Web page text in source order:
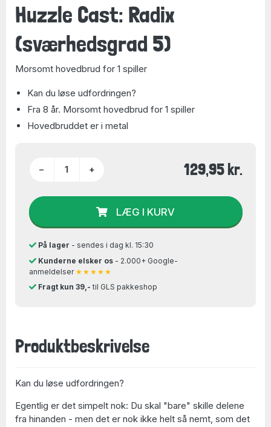
Huzzle Cast: Radix
(sværhedsgrad 5)
Morsomt hovedbrud for 1 spiller
Kan du løse udfordringen?
Fra 8 år. Morsomt hovedbrud for 1 spiller
Hovedbruddet er i metal
− + 129,95 kr.
LÆG I KURV
På lager - sendes i dag kl. 15:30
Kunderne elsker os- 2.000+ Google-
anmeldelser ★★★★★
Fragt kun 39,- til GLS pakkeshop
Produktbeskrivelse
Kan du løse udfordringen?
Egentlig er det simpelt nok: Du skal "bare" skille delene
fra hinanden - men det er nok ikke helt så nemt, som det